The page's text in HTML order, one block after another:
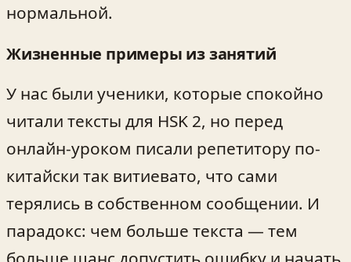
нормальной.
Жизненные примеры из занятий
У нас были ученики, которые спокойно
читали тексты для HSK 2, но перед
онлайн-уроком писали репетитору по-
китайски так витиевато, что сами
терялись в собственном сообщении. И
парадокс: чем больше текста — тем